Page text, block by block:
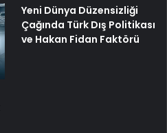
Yeni Dünya Düzensizliği
Çağında Türk Dış Politikası
ve Hakan Fidan Faktörü